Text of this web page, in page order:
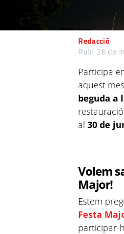
Redacció
Rubí. 26 de
Participa
aquest
beguda a
al30 de
Volem
Major!
Estem
Festa
participar-